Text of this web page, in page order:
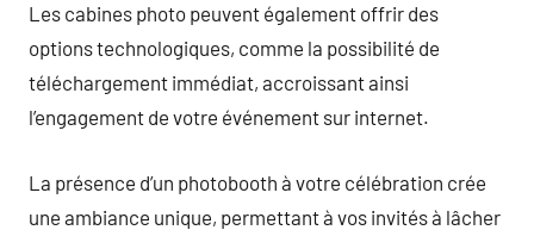
Les cabines photo peuvent également offrir des
options technologiques, comme la possibilité de
téléchargement immédiat, accroissant ainsi
l’engagement de votre événement sur internet.
La présence d’un photobooth à votre célébration crée
une ambiance unique, permettant à vos invités à lâcher